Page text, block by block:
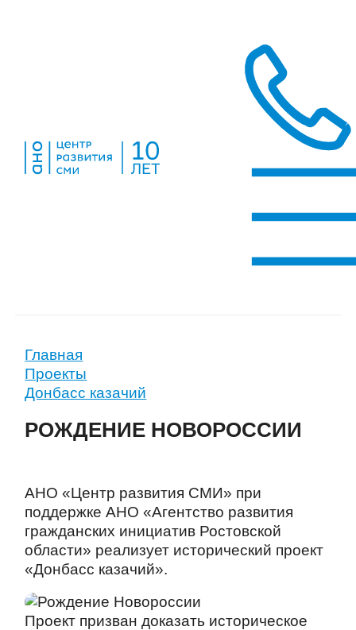
Главная
Проекты
Донбасс казачий
РОЖДЕНИЕ НОВОРОССИИ
АНО «Центр развития СМИ» при
поддержке АНО «Агентство развития
гражданских инициатив Ростовской
области» реализует исторический проект
«Донбасс казачий».
Проект призван доказать историческое